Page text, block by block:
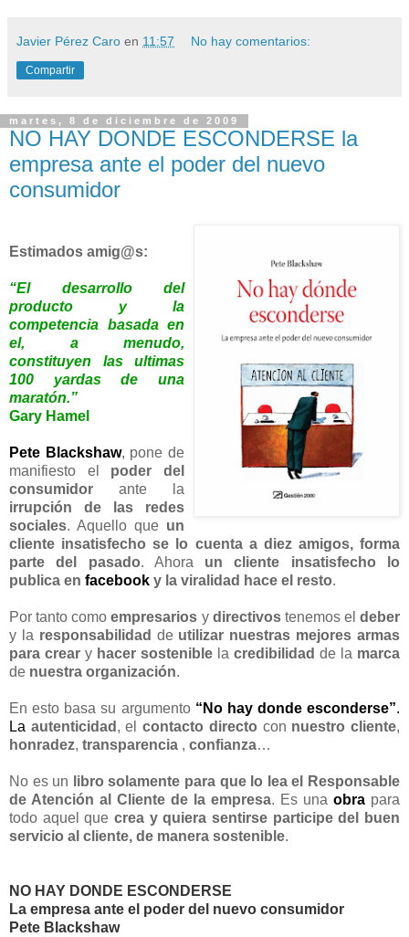
Javier Pérez Caro en 11:57 No hay comentarios:
Compartir
martes, 8 de diciembre de 2009
NO HAY DONDE ESCONDERSE la
empresa ante el poder del nuevo
consumidor
Estimados amig@s:
“El desarrollo del
producto y la
competencia basada en
el, a menudo,
constituyen las ultimas
100 yardas de una
maratón.”
Gary Hamel
Pete Blackshaw, pone de
manifiesto el poder del
consumidor ante la
irrupción de las redes
sociales. Aquello que un
cliente insatisfecho se lo cuenta a diez amigos, forma
parte del pasado. Ahora un cliente insatisfecho lo
publica en facebook y la viralidad hace el resto.
Por tanto comoempresarios y directivostenemos el deber
y la responsabilidad de utilizar nuestras mejores armas
para crear y hacer sostenible la credibilidad de la marca
de nuestra organización.
En esto basa su argumento “No hay donde esconderse”.
La autenticidad , elcontacto directo con nuestro cliente,
honradez, transparencia , confianza…
No es un libro solamente para que lo lea el Responsable
de Atención al Cliente de la empresa. Es una obra para
todo aquel que crea y quiera sentirse participe del buen
servicio al cliente, de manera sostenible.
NO HAY DONDE ESCONDERSE
La empresa ante el poder del nuevo consumidor
Pete Blackshaw